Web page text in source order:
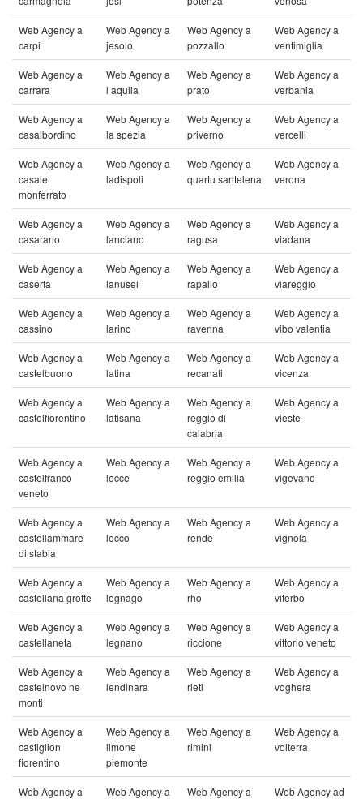
Web Agency a
carpi
Web Agency a
jesolo
Web Agency a
pozzallo
Web Agency a
ventimiglia
Web Agency a
carrara
Web Agency a
l aquila
Web Agency a
prato
Web Agency a
verbania
Web Agency a
casalbordino
Web Agency a
la spezia
Web Agency a
priverno
Web Agency a
vercelli
Web Agency a
casale
monferrato
Web Agency a
ladispoli
Web Agency a
quartu santelena
Web Agency a
verona
Web Agency a
casarano
Web Agency a
lanciano
Web Agency a
ragusa
Web Agency a
viadana
Web Agency a
caserta
Web Agency a
lanusei
Web Agency a
rapallo
Web Agency a
viareggio
Web Agency a
cassino
Web Agency a
larino
Web Agency a
ravenna
Web Agency a
vibo valentia
Web Agency a
castelbuono
Web Agency a
latina
Web Agency a
recanati
Web Agency a
vicenza
Web Agency a
castelfiorentino
Web Agency a
latisana
Web Agency a
reggio di
calabria
Web Agency a
vieste
Web Agency a
castelfranco
veneto
Web Agency a
lecce
Web Agency a
reggio emilia
Web Agency a
vigevano
Web Agency a
castellammare
di stabia
Web Agency a
lecco
Web Agency a
rende
Web Agency a
vignola
Web Agency a
castellana grotte
Web Agency a
legnago
Web Agency a
rho
Web Agency a
viterbo
Web Agency a
castellaneta
Web Agency a
legnano
Web Agency a
riccione
Web Agency a
vittorio veneto
Web Agency a
castelnovo ne
monti
Web Agency a
lendinara
Web Agency a
rieti
Web Agency a
voghera
Web Agency a
castiglion
fiorentino
Web Agency a
limone
piemonte
Web Agency a
rimini
Web Agency a
volterra
Web Agency a
Web Agency a
Web Agency a
Web Agency ad